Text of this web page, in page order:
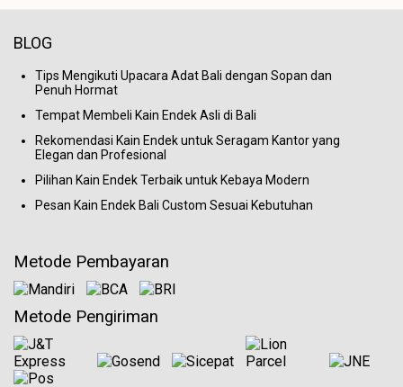
BLOG
Tips Mengikuti Upacara Adat Bali dengan Sopan dan
Penuh Hormat
Tempat Membeli Kain Endek Asli di Bali
Rekomendasi Kain Endek untuk Seragam Kantor yang
Elegan dan Profesional
Pilihan Kain Endek Terbaik untuk Kebaya Modern
Pesan Kain Endek Bali Custom Sesuai Kebutuhan
Metode Pembayaran
Metode Pengiriman